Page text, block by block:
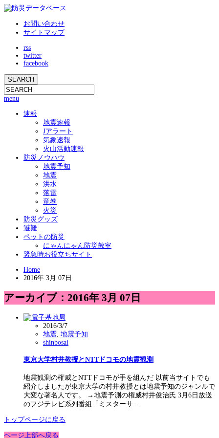
お問い合わせ
サイトマップ
rss
twitter
facebook
menu
速報
地震速報
Jアラート
気象速報
火山活動速報
防災ノウハウ
地震予知
地震
洪水
落雷
竜巻
火災
防災グッズ
避難
ペットの防災
にゃんにゃん防災教室
緊急時お役立ちサイト
Home
2016年 3月 07日
アーカイブ：2016年 3月 07日
2016/3/7
地震 地震予知
shinbosai
東京大学村井教授とNTTドコモの地震観測
地震観測の権威とNTTドコモが手を組んだ 以前当サイトでも
紹介しましたが東京大学の村井教授とは地震予知のジャンルで
大変な著名人です。 →地震予測の権威村井俊治氏 3月6日放送
のフジテレビ系列番組「ミスターサ…
トップページに戻る
ページ上部へ戻る